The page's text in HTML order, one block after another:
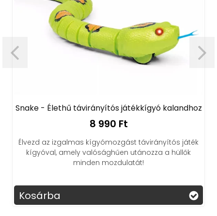
Snake - Élethű távirányítós játékkígyó kalandhoz
8 990 Ft
Élvezd az izgalmas kígyómozgást távirányítós játék
kígyóval, amely valósághűen utánozza a hüllők
minden mozdulatát!
Kosárba